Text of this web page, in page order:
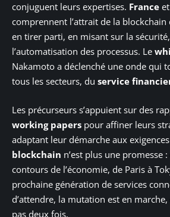
conjuguent leurs expertises. France et
comprennent l’attrait de la blockchain
en tirer parti, en misant sur la
l’automatisation des processus. Le
Nakamoto a déclenché une onde qui
tous les secteurs, du service
Les précurseurs s’appuient sur des
working papers pour affiner leurs
adaptant leur démarche aux
blockchain n’est plus une promesse
contours de l’économie, de Paris à
prochaine génération de services
d’attendre, la mutation est en
pas deux fois.